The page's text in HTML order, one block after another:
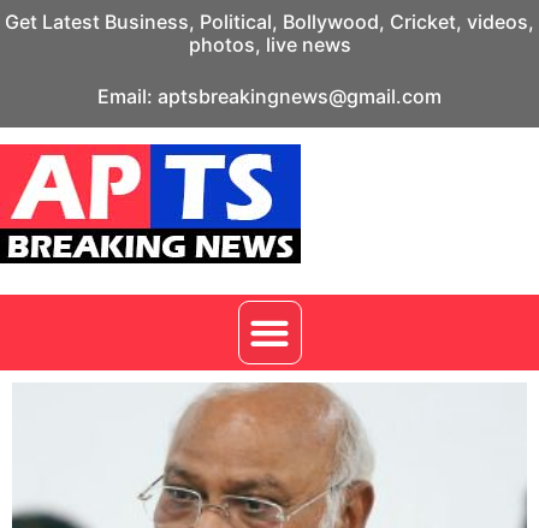
Get Latest Business, Political, Bollywood, Cricket, videos,
photos, live news
Email: aptsbreakingnews@gmail.com